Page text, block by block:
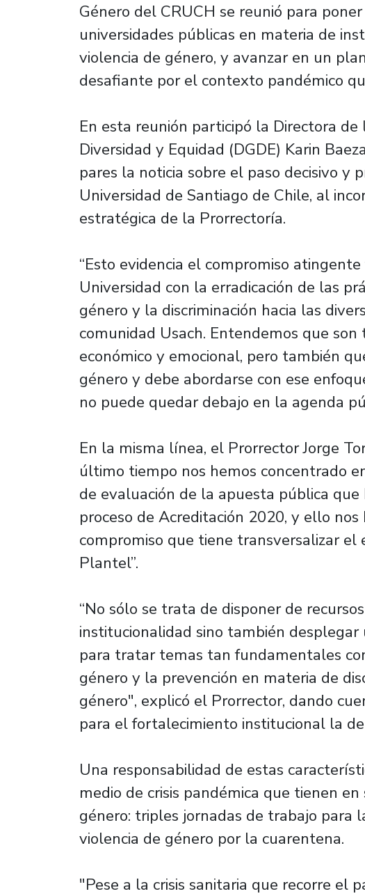
Género del CRUCH se reunió para
universidades públicas en materia de
violencia de género, y avanzar en un
desafiante por el contexto pandémico
En esta reunión participó la Directora de
Diversidad y Equidad (DGDE) Karin
pares la noticia sobre el paso decisivo y
Universidad de Santiago de Chile, al
estratégica de la Prorrectoría.
“Esto evidencia el compromiso
Universidad con la erradicación de las
género y la discriminación hacia las
comunidad Usach. Entendemos que
económico y emocional, pero también
género y debe abordarse con ese
no puede quedar debajo en la agenda
En la misma línea, el Prorrector Jorge
último tiempo nos hemos concentrado
de evaluación de la apuesta pública
proceso de Acreditación 2020, y ello
compromiso que tiene transversalizar
Plantel”.
“No sólo se trata de disponer de
institucionalidad sino también
para tratar temas tan fundamentales
género y la prevención en materia de
género", explicó el Prorrector, dando
para el fortalecimiento institucional la
Una responsabilidad de estas
medio de crisis pandémica que tienen
género: triples jornadas de trabajo para
violencia de género por la cuarentena.
"Pese a la crisis sanitaria que recorre el